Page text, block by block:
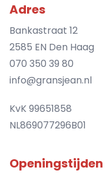
Adres
Bankastraat 12
2585 EN Den Haag
070 350 39 80
info@gransjean.nl
KvK 99651858
NL869077296B01
Openingstijden